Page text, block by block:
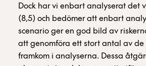
Dock har vi enbart analyserat det
(8,5) och bedömer att enbart
scenario ger en god bild av
att genomföra ett stort antal av de
framkom i analyserna. Dessa